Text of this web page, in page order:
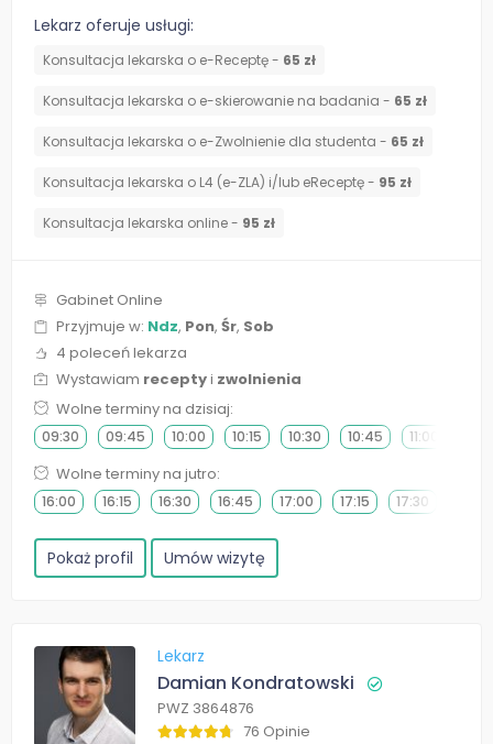
Lekarz oferuje usługi:
Konsultacja lekarska o e-Receptę - 65 zł
Konsultacja lekarska o e-skierowanie na badania - 65 zł
Konsultacja lekarska o e-Zwolnienie dla studenta - 65 zł
Konsultacja lekarska o L4 (e-ZLA) i/lub eReceptę - 95 zł
Konsultacja lekarska online - 95 zł
Gabinet Online
Przyjmuje w: Ndz, Pon, Śr, Sob
4 poleceń lekarza
Wystawiam receptyi zwolnienia
Wolne terminy na dzisiaj:
09:30 09:45 10:00 10:15 10:30 10:45 11:00
Wolne terminy na jutro:
16:00 16:15 16:30 16:45 17:00 17:15 17:30
Pokaż profil Umów wizytę
Lekarz
Damian Kondratowski
PWZ 3864876
76 Opinie